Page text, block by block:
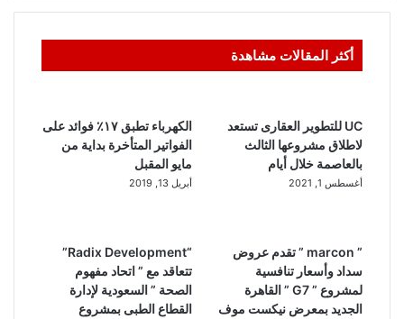
أكثر المقالات مشاهدة
الكهرباء تطبق ١٧٪ فوائد على
الفواتير المتأخرة بداية من
مايو المقبل
أبريل 13, 2019
UC للتطوير العقارى تستعد
لاطلاق مشروعها الثالث
بالعاصمة خلال أيام
أغسطس 1, 2021
“Radix Development”
تتعاقد مع ” اتحاد مفهوم
الصحة ” السعودية لإدارة
القطاع الطبى بمشروع
” marcon ” تقدم عروض
سداد وأسعار تنافسية
لمشروع ” G7 ” القاهرة
الجديد بمعرض نيكست موف